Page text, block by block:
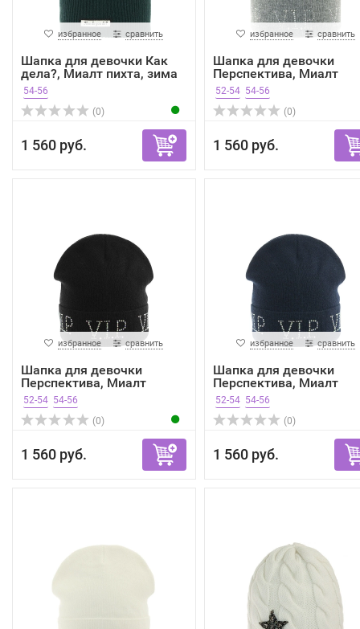
избранное сравнить
Шапка для девочки Как
дела?, Миалт пихта, зима
54-56
(0)
1 560 руб.
избранное сравнить
Шапка для девочки
Перспектива, Миалт
пепель...
52-54 54-56
(0)
1 560 руб.
избранное сравнить
Шапка для девочки
Перспектива, Миалт
черный...
52-54 54-56
(0)
1 560 руб.
избранное сравнить
Шапка для девочки
Перспектива, Миалт
темно-...
52-54 54-56
(0)
1 560 руб.